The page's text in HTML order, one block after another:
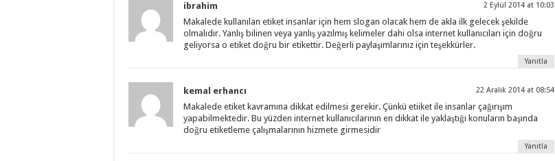
ibrahim 2 Eylül 2014 at 10:03
Makalede kullanılan etiket insanlar için hem slogan olacak hem de akla ilk gelecek şekilde
olmalıdır. Yanlış bilinen veya yanlış yazılmış kelimeler dahi olsa internet kullanıcıları için doğru
geliyorsa o etiket doğru bir etikettir. Değerli paylaşımlarınız için teşekkürler.
Yanıtla
kemal erhancı 22 Aralık 2014 at 08:54
Makalede etiket kavramına dikkat edilmesi gerekir. Çünkü etiiket ile insanlar çağırışım
yapabilmektedir. Bu yüzden internet kullanıcılarının en dikkat ile yaklaştığı konuların başında
doğru etiketleme çalışmalarının hizmete girmesidir
Yanıtla